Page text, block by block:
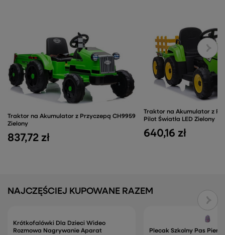
Traktor na Akumulator z Przyczepą CH9959
Zielony
837,72 zł
Traktor na Akumulator z
Pilot Światła LED Zielony
640,16 zł
NAJCZĘŚCIEJ KUPOWANE RAZEM
Krótkofalówki Dla Dzieci Wideo
Rozmowa Nagrywanie Aparat
Plecak Szkolny Pas